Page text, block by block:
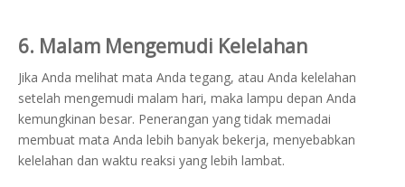
6. Malam Mengemudi Kelelahan
Jika Anda melihat mata Anda tegang, atau Anda kelelahan
setelah mengemudi malam hari, maka lampu depan Anda
kemungkinan besar. Penerangan yang tidak memadai
membuat mata Anda lebih banyak bekerja, menyebabkan
kelelahan dan waktu reaksi yang lebih lambat.